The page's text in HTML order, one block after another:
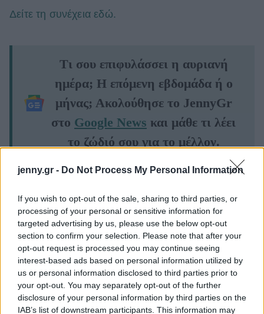
jenny.gr - Do Not Process My Personal Information
If you wish to opt-out of the sale, sharing to third parties, or
processing of your personal or sensitive information for
targeted advertising by us, please use the below opt-out
section to confirm your selection. Please note that after your
opt-out request is processed you may continue seeing
interest-based ads based on personal information utilized by
us or personal information disclosed to third parties prior to
your opt-out. You may separately opt-out of the further
disclosure of your personal information by third parties on the
IAB’s list of downstream participants. This information may
Δείτε τη συνέχεια εδώ.
Τι σου επιφυλάσσει η αυριανή
ημέρα; Η επόμενη εβδομάδα ή ο
μήνας; Ακολούθησε το JennyGr
στο Google News και μάθε τι λέει
το ζώδιό σου για το μέλλον.
ΔΙΑΒΑΖΟΝΤΑΙ ΤΩΡΑ
Οι μαμάκηδες του ζωδιακού: Αυτά τα ζώδια είναι
συνήθως κολλημένα στη μαμά τους